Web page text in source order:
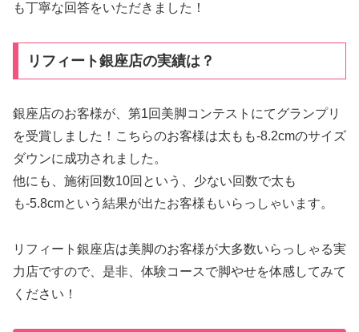
も丁寧な回答をいただきました！
リフィート銀座店の実績は？
銀座店のお客様が、第1回美脚コンテストにてグランプリ
を受賞しました！こちらのお客様は太もも-8.2cmのサイズ
ダウンに成功されました。
他にも、施術回数10回という、少ない回数で太も
も-5.8cmという結果が出たお客様もいらっしゃいます。
リフィート銀座店は美脚のお客様が大多数いらっしゃる実
力店ですので、是非、体験コースで脚やせを体感してみて
ください！